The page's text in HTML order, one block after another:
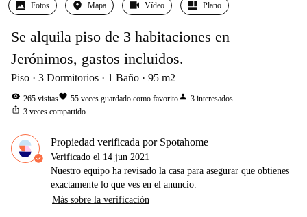
Fotos Mapa Vídeo Plano
Se alquila piso de 3 habitaciones en
Jerónimos, gastos incluidos.
Piso 3 Dormitorios 1 Baño 95 m2
visibility 265 visitasfavorite 55 veces guardado como favoritoperson 3 interesados
ios_share 3 veces compartido
Propiedad verificada por Spotahome
Verificado el 14 jun 2021
Nuestro equipo ha revisado la casa para asegurar que obtienes
exactamente lo que ves en el anuncio.
Más sobre la verificación